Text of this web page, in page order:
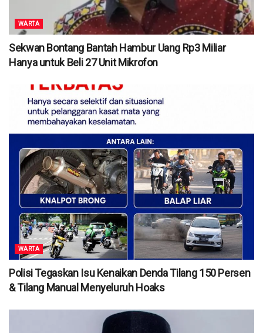
WARTA
Sekwan Bontang Bantah Hambur Uang Rp3 Miliar
Hanya untuk Beli 27 Unit Mikrofon
WARTA
Polisi Tegaskan Isu Kenaikan Denda Tilang 150 Persen
& Tilang Manual Menyeluruh Hoaks